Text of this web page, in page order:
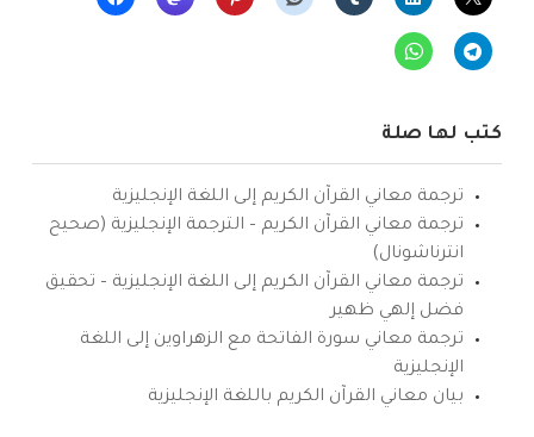
كتب لها صلة
ترجمة معاني القرآن الكريم إلى اللغة الإنجليزية
ترجمة معاني القرآن الكريم – الترجمة الإنجليزية (صحيح
انترناشونال)
ترجمة معاني القرآن الكريم إلى اللغة الإنجليزية – تحقيق
فضل إلهي ظهير
ترجمة معاني سورة الفاتحة مع الزهراوين إلى اللغة
الإنجليزية
بيان معاني القرآن الكريم باللغة الإنجليزية